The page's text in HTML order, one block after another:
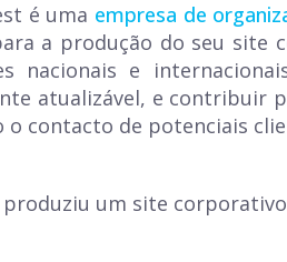
é uma empresa de
a produção do seu site
nacionais e
atualizável, e contribuir
o contacto de potenciais
produziu um site